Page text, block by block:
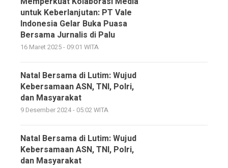
untuk Keberlanjutan: PT Vale
Indonesia Gelar Buka Puasa
Bersama Jurnalis di Palu
16 Maret 2025 - 09:01 WITA
Natal Bersama di Lutim: Wujud
Kebersamaan ASN, TNI, Polri,
dan Masyarakat
9 Desember 2024 - 05:02 WITA
Natal Bersama di Lutim: Wujud
Kebersamaan ASN, TNI, Polri,
dan Masyarakat